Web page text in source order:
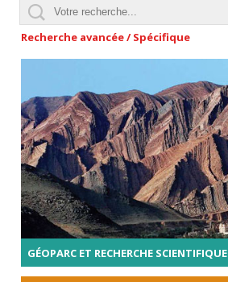
Recherche avancée / Spécifique
GÉOPARC ET RECHERCHE SCIENTIFIQUE